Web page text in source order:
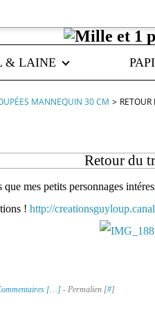
& LAINE
MANNEQUIN 30 CM >
Retour du
mes petits personnages
! http://
[…] - Permalien [#]